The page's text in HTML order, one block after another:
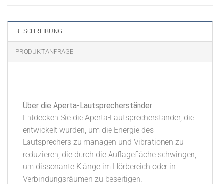
BESCHREIBUNG
PRODUKTANFRAGE
Über die Aperta-Lautsprecherständer
Entdecken Sie die Aperta-Lautsprecherständer, die
entwickelt wurden, um die Energie des
Lautsprechers zu managen und Vibrationen zu
reduzieren, die durch die Auflagefläche schwingen,
um dissonante Klänge im Hörbereich oder in
Verbindungsräumen zu beseitigen.